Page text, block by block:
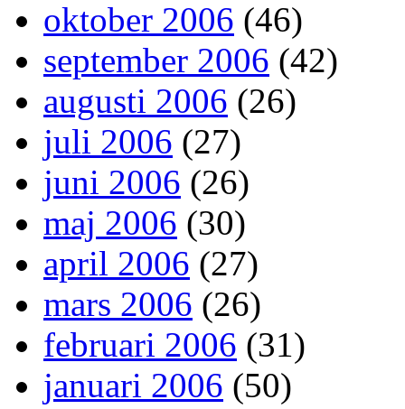
oktober 2006 (46)
september 2006 (42)
augusti 2006 (26)
juli 2006 (27)
juni 2006 (26)
maj 2006 (30)
april 2006 (27)
mars 2006 (26)
februari 2006 (31)
januari 2006 (50)